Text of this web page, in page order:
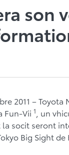
son
2011 –
Fun-Vii 1
, un
socit seront
Big Sight